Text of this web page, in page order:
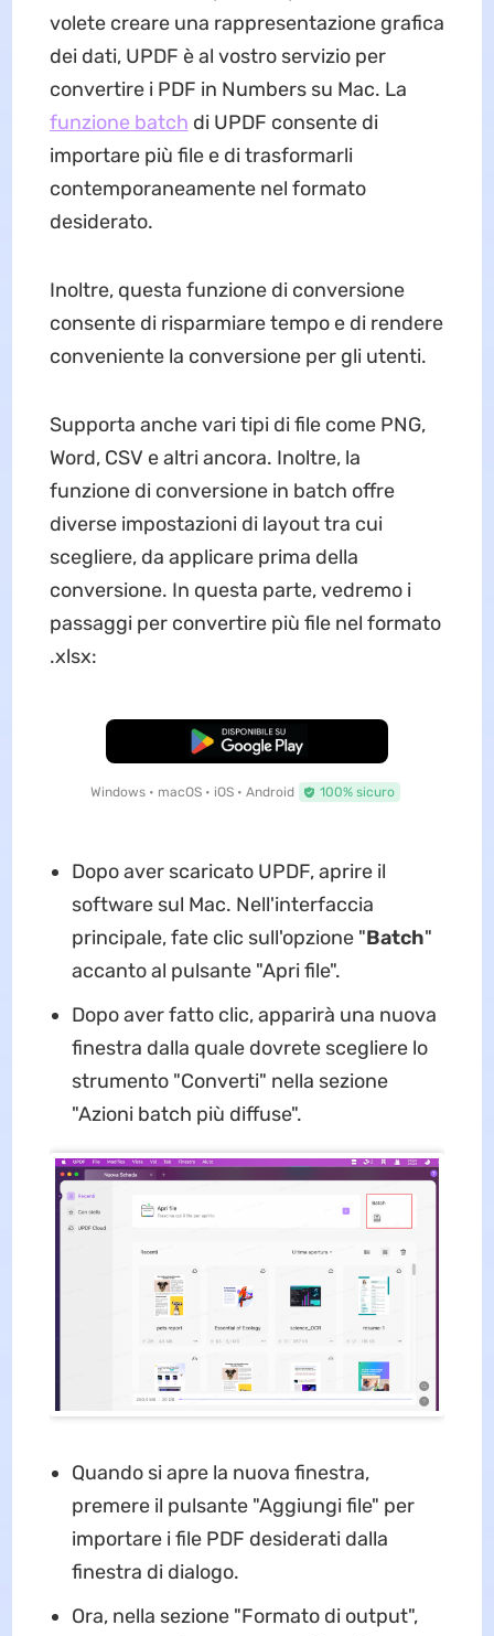
volete creare una rappresentazione grafica
dei dati, UPDF è al vostro servizio per
convertire i PDF in Numbers su Mac. La
funzione batch di UPDF consente di
importare più file e di trasformarli
contemporaneamente nel formato
desiderato.
Inoltre, questa funzione di conversione
consente di risparmiare tempo e di rendere
conveniente la conversione per gli utenti.
Supporta anche vari tipi di file come PNG,
Word, CSV e altri ancora. Inoltre, la
funzione di conversione in batch offre
diverse impostazioni di layout tra cui
scegliere, da applicare prima della
conversione. In questa parte, vedremo i
passaggi per convertire più file nel formato
.xlsx:
Download Gratis
Windows • macOS • iOS • Android 100% sicuro
Dopo aver scaricato UPDF, aprire il
software sul Mac. Nell'interfaccia
principale, fate clic sull'opzione "Batch"
accanto al pulsante "Apri file".
Dopo aver fatto clic, apparirà una nuova
finestra dalla quale dovrete scegliere lo
strumento "Converti" nella sezione
"Azioni batch più diffuse".
Quando si apre la nuova finestra,
premere il pulsante "Aggiungi file" per
importare i file PDF desiderati dalla
finestra di dialogo.
Ora, nella sezione "Formato di output",